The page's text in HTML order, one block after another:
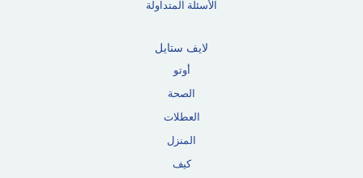
الأسئلة المتداولة
لايف ستايل
أوتو
الصحة
العطلات
المنزل
كيف